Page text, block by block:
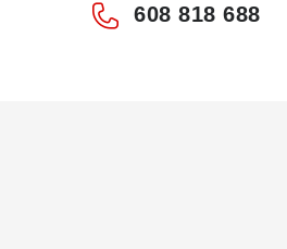
608 818 688